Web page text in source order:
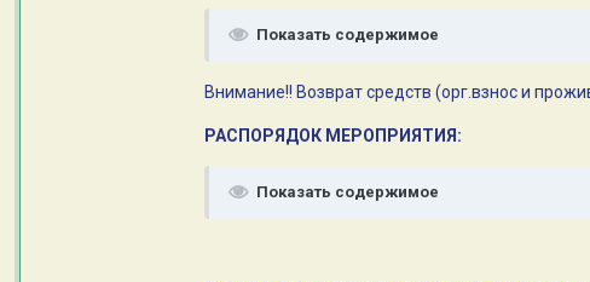
Показать содержимое
Внимание!! Возврат средств (орг.взнос и
РАСПОРЯДОК МЕРОПРИЯТИЯ:
Показать содержимое